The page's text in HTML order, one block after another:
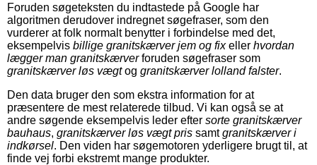
Foruden søgeteksten du indtastede på Google har
algoritmen derudover indregnet søgefraser, som den
vurderer at folk normalt benytter i forbindelse med det,
eksempelvis billige granitskærver jem og fixeller hvordan
lægger man granitskærverforuden søgefraser som
granitskærver løs vægtog granitskærver lolland falster.
Den data bruger den som ekstra information for at
præsentere de mest relaterede tilbud. Vi kan også se at
andre søgende eksempelvis leder efter sorte granitskærver
bauhaus, granitskærver løs vægt pris samtgranitskærver i
indkørsel. Den viden har søgemotoren yderligere brugt til, at
finde vej forbi ekstremt mange produkter.